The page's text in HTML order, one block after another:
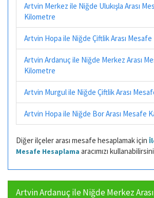
Artvin Merkez ile Niğde Ulukışla Arası
Kilometre
Artvin Hopa ile Niğde Çiftlik Arası
Artvin Ardanuç ile Niğde Merkez Arası
Kilometre
Artvin Murgul ile Niğde Çiftlik Arası
Artvin Hopa ile Niğde Bor Arası Mesafe
Diğer ilçeler arası mesafe hesaplamak için
Mesafe Hesaplama aracımızı
Artvin Ardanuç ile Niğde Merkez